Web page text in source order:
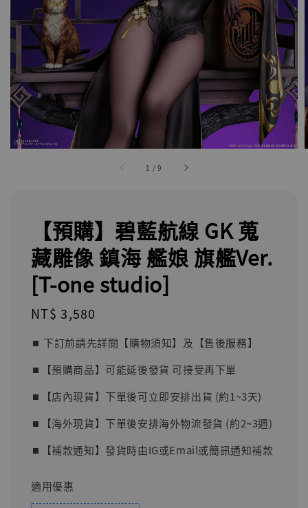
1 /9
【預購】碧藍航線 GK 蒐
藏雕像 鎮海 艦娘 旗艦Ver.
[T-one studio]
Regular
NT$ 3,580
⏹︎ 下訂前請先詳閱【購物須知】及【售後服務】
⏹︎【預購商品】可能延後發貨 可接受再下單
⏹︎【店內現貨】下單後可立即安排出貨 (約1~3天)
⏹︎【海外現貨】下單後安排海外物流發貨 (約2~3週)
⏹︎【補款通知】發貨時由IG或Email或簡訊通知補款
適用優惠